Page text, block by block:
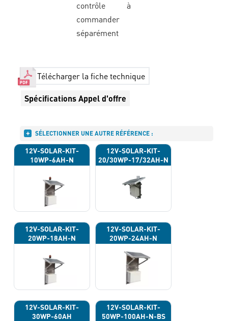
contrôle à
commander
séparément
Télécharger la fiche technique
Spécifications Appel d'offre
SÉLECTIONNER UNE AUTRE RÉFÉRENCE :
12V-SOLAR-KIT-
10WP-6AH-N
12V-SOLAR-KIT-
20/30WP-17/32AH-N
12V-SOLAR-KIT-
20WP-18AH-N
12V-SOLAR-KIT-
20WP-24AH-N
12V-SOLAR-KIT-
30WP-60AH
12V-SOLAR-KIT-
50WP-100AH-N-BS